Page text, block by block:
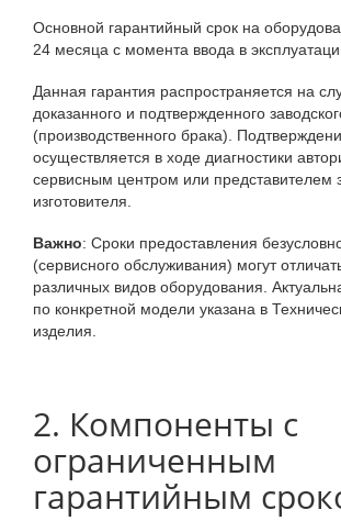
Основной гарантийный срок на
24 месяца с момента ввода в
Данная гарантия распространяется на
доказанного и подтвержденного
(производственного брака).
осуществляется в ходе диагностики
сервисным центром или представителем
изготовителя.
Важно: Сроки предоставления
(сервисного обслуживания) могут
различных видов оборудования.
по конкретной модели указана в
изделия.
2. Компоненты с
ограниченным
гарантийным